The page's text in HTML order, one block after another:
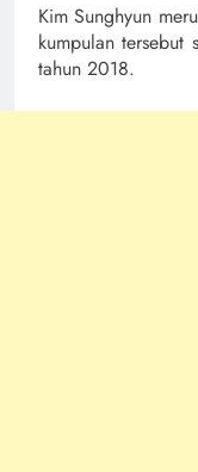
Kim Sunghyun
kumpulan tersebut
tahun 2018.